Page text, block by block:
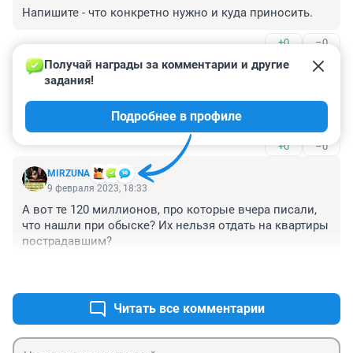
Напишите - что конкретно нужно и куда приносить.
+0 –0
Гость
9 февраля 2023, 18:38
Школа уже не принимает помощь, Дуси Ковальчук 16
+0 –0
MIRZUNA
Получай награды за комментарии и другие
задания!
Подробнее в профиле
9 февраля 2023, 18:33
А вот те 120 миллионов, про которые вчера писали,
что нашли при обыске? Их нельзя отдать на квартиры
пострадавшим?
Читать все комментарии